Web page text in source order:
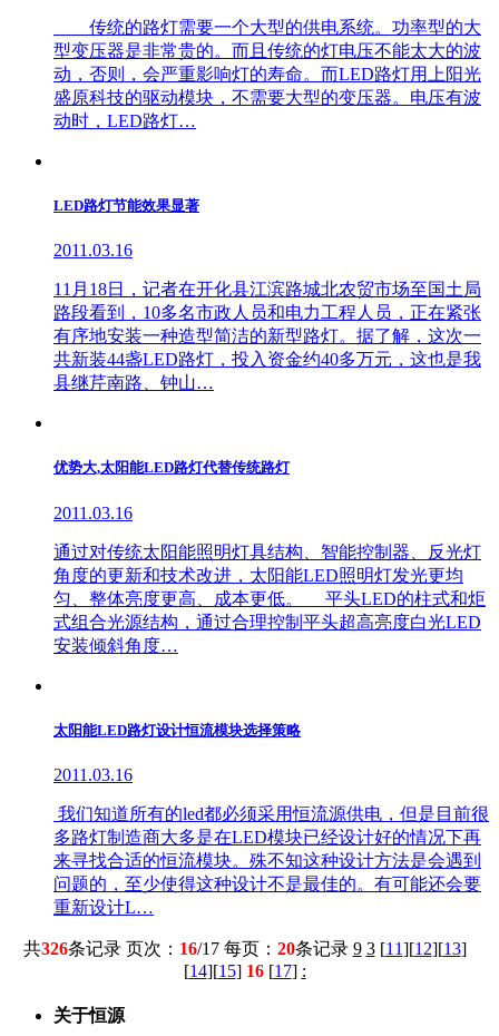
传统的路灯需要一个大型的供电系统。功率型的大
型变压器是非常贵的。而且传统的灯电压不能太大的波
动，否则，会严重影响灯的寿命。而LED路灯用上阳光
盛原科技的驱动模块，不需要大型的变压器。电压有波
动时，LED路灯…
LED路灯节能效果显著
2011.03.16
11月18日，记者在开化县江滨路城北农贸市场至国土局
路段看到，10多名市政人员和电力工程人员，正在紧张
有序地安装一种造型简洁的新型路灯。据了解，这次一
共新装44盏LED路灯，投入资金约40多万元，这也是我
县继芹南路、钟山…
优势大,太阳能LED路灯代替传统路灯
2011.03.16
通过对传统太阳能照明灯具结构、智能控制器、反光灯
角度的更新和技术改进，太阳能LED照明灯发光更均
匀、整体亮度更高、成本更低。 平头LED的柱式和炬
式组合光源结构，通过合理控制平头超高亮度白光LED
安装倾斜角度…
太阳能LED路灯设计恒流模块选择策略
2011.03.16
我们知道所有的led都必须采用恒流源供电，但是目前很
多路灯制造商大多是在LED模块已经设计好的情况下再
来寻找合适的恒流模块。殊不知这种设计方法是会遇到
问题的，至少使得这种设计不是最佳的。有可能还会要
重新设计L…
共326条记录 页次： 16/17 每页： 20条记录 9 3[11][12][13]
[14][15] 16[17] :
关于恒源